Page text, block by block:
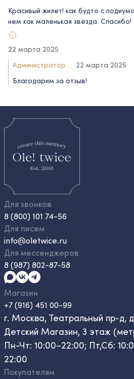
Красивый жилет! как будто с
нем как маленькая звезда. Спасибо!
22 марта 2025
Администратор
22 марта 2025
Благодарим за отзыв!
Для звонков
8 (800) 101 74-56
Для писем
info@oletwice.ru
Для мессенджеров
8 (987) 802-87-58
Магазин
+7 (916) 451 00-99
г. Москва, Театральный пр-д,
Детский Магазин, 3 этаж
Пн-Чт: 10:00–22:00; Пт,Сб:
22:00
Покупателям